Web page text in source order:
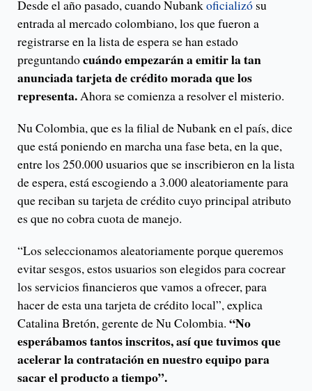
Desde el año pasado, cuando Nubankoficializó su
entrada al mercado colombiano, los que fueron a
registrarse en la lista de espera se han estado
preguntandocuándo empezarán a emitir la tan
anunciada tarjeta de crédito morada que los
representa.Ahora se comienza a resolver el misterio.
Nu Colombia, que es la filial de Nubank en el país, dice
que está poniendo en marcha una fase beta, en la que,
entre los 250.000 usuarios que se inscribieron en la lista
de espera, está escogiendo a 3.000 aleatoriamente para
que reciban su tarjeta de crédito cuyo principal atributo
es que no cobra cuota de manejo.
“Los seleccionamos aleatoriamente porque queremos
evitar sesgos, estos usuarios son elegidos para cocrear
los servicios financieros que vamos a ofrecer, para
hacer de esta una tarjeta de crédito local”, explica
Catalina Bretón, gerente de Nu Colombia. “No
esperábamos tantos inscritos, así que tuvimos que
acelerar la contratación en nuestro equipo para
sacar el producto a tiempo”.